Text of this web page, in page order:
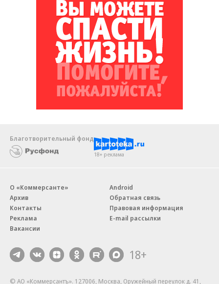
Благотворительный фонд
18+ реклама
О «Коммерсанте»
Архив
Контакты
Реклама
Вакансии
Android
Обратная связь
Правовая информация
E-mail рассылки
18+
© АО «Коммерсантъ». 127006, Москва, Оружейный переулок д. 41,